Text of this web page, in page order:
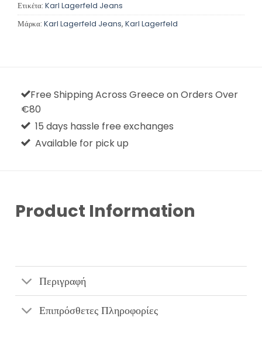
Ετικέτα: Karl Lagerfeld Jeans
Μάρκα: Karl Lagerfeld Jeans, Karl Lagerfeld
Free Shipping Across Greece on Orders Over
€80
15 days hassle free exchanges
Available for pick up
Product Information
Περιγραφή
Επιπρόσθετες Πληροφορίες